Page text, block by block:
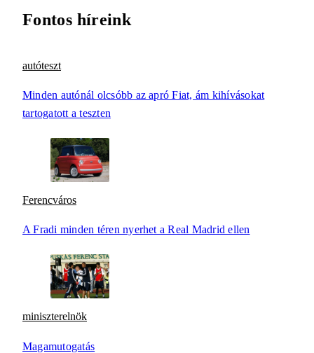
Fontos híreink
autóteszt
Minden autónál olcsóbb az apró Fiat, ám kihívásokat
tartogatott a teszten
Ferencváros
A Fradi minden téren nyerhet a Real Madrid ellen
miniszterelnök
Magamutogatás